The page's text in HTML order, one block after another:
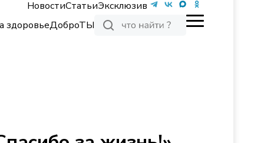
НовостиСтатьиЭксклюзив
здоровьеДоброТЫ